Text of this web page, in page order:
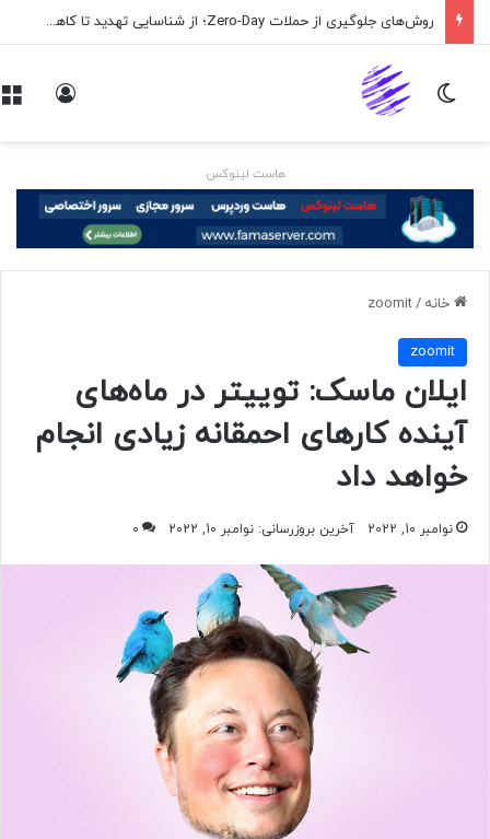
روش‌های جلوگیری از حملات Zero-Day؛ از شناسایی تهدید تا کاهش ریسک
تغییر پوسته
هاست لینوکس
خانه /
zoomit
zoomit
ایلان ماسک: توییتر در ماه‌های
آینده کارهای احمقانه زیادی انجام
خواهد داد
نوامبر 10, 2022 آخرین بروزرسانی: نوامبر 10, 2022 0